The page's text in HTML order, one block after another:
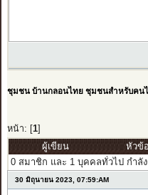
ชุมชน บ้านกลอนไทย ชุมชนสำหรับคน
หน้า: [ 1]
ผู้เขียน
หัวข้
0 สมาชิก และ 1 บุคคลทั่วไป กำลั
30 มิถุนายน 2023, 07:59:AM